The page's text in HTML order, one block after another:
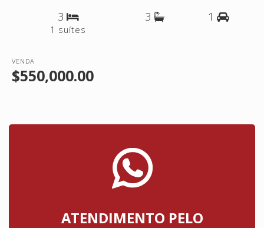
3
1 suítes
3 1
VENDA
$550,000.00
ATENDIMENTO PELO